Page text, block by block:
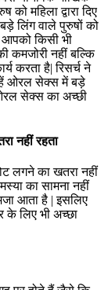
महिला द्वारा दिए
लिंग वाले पुरुषों को
आपको किसी भी
कमजोरी नहीं बल्कि
करता है| रिसर्च ने
ओरल सेक्स में बड़े
सेक्स का अच्छी
नहीं रहता
लगने का खतरा नहीं
का सामना नहीं
आता है | इसलिए
के लिए भी अच्छा